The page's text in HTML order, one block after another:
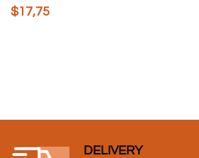
$17,75
DELIVERY